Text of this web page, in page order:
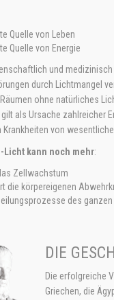
Quelle von Leben
Quelle von Energie
und
durch Lichtmangel
ohne natürliches
als Ursache zahlreicher
von
Licht kann noch mehr:
Zellwachstum
die körpereigenen
des
DIE
Die erfolgreiche
Griechen, die